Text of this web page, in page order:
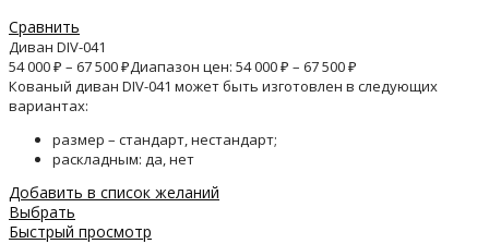
Сравнить
Диван DIV-041
54 000₽ – 67 500₽Диапазон цен: 54 000 ₽ – 67 500 ₽
Кованый диван DIV-041 может быть изготовлен в следующих
вариантах:
размер – стандарт, нестандарт;
раскладным: да, нет
Добавить в список желаний
Выбрать
Быстрый просмотр